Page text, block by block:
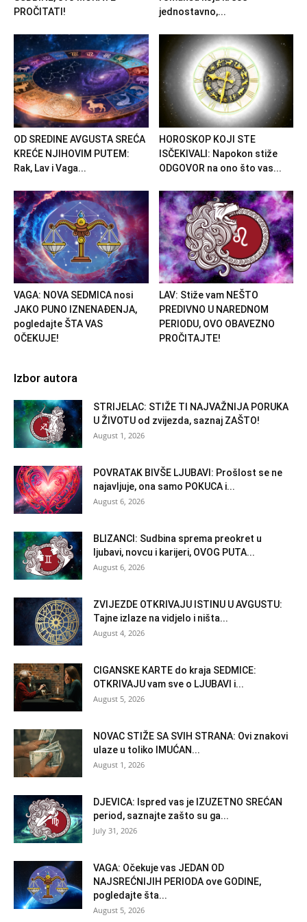
Kreativnost raste. Ideje koje imate sada mogu se razviti u
Novac
Sitna, ali lepa vest ili olakšanje.
Poruka sedmice:Ne morate spašavati sve – spasite
sebe.
PROČITATI!
jednostavno,...
OD SREDINE AVGUSTA SREĆA
KREĆE NJIHOVIM PUTEM:
Rak, Lav i Vaga...
HOROSKOP KOJI STE
ISČEKIVALI: Napokon stiže
ODGOVOR na ono što vas...
VAGA: NOVA SEDMICA nosi
JAKO PUNO IZNENAĐENJA,
pogledajte ŠTA VAS
OČEKUJE!
LAV: Stiže vam NEŠTO
PREDIVNO U NAREDNOM
PERIODU, OVO OBAVEZNO
PROČITAJTE!
Izbor autora
STRIJELAC: STIŽE TI NAJVAŽNIJA PORUKA
U ŽIVOTU od zvijezda, saznaj ZAŠTO!
August 1, 2026
POVRATAK BIVŠE LJUBAVI: Prošlost se ne
najavljuje, ona samo POKUCA i...
August 6, 2026
BLIZANCI: Sudbina sprema preokret u
ljubavi, novcu i karijeri, OVOG PUTA...
August 6, 2026
ZVIJEZDE OTKRIVAJU ISTINU U AVGUSTU:
Tajne izlaze na vidjelo i ništa...
August 4, 2026
CIGANSKE KARTE do kraja SEDMICE:
OTKRIVAJU vam sve o LJUBAVI i...
August 5, 2026
NOVAC STIŽE SA SVIH STRANA: Ovi znakovi
ulaze u toliko IMUĆAN...
August 1, 2026
DJEVICA: Ispred vas je IZUZETNO SREĆAN
period, saznajte zašto su ga...
July 31, 2026
VAGA: Očekuje vas JEDAN OD
NAJSREĆNIJIH PERIODA ove GODINE,
pogledajte šta...
August 5, 2026